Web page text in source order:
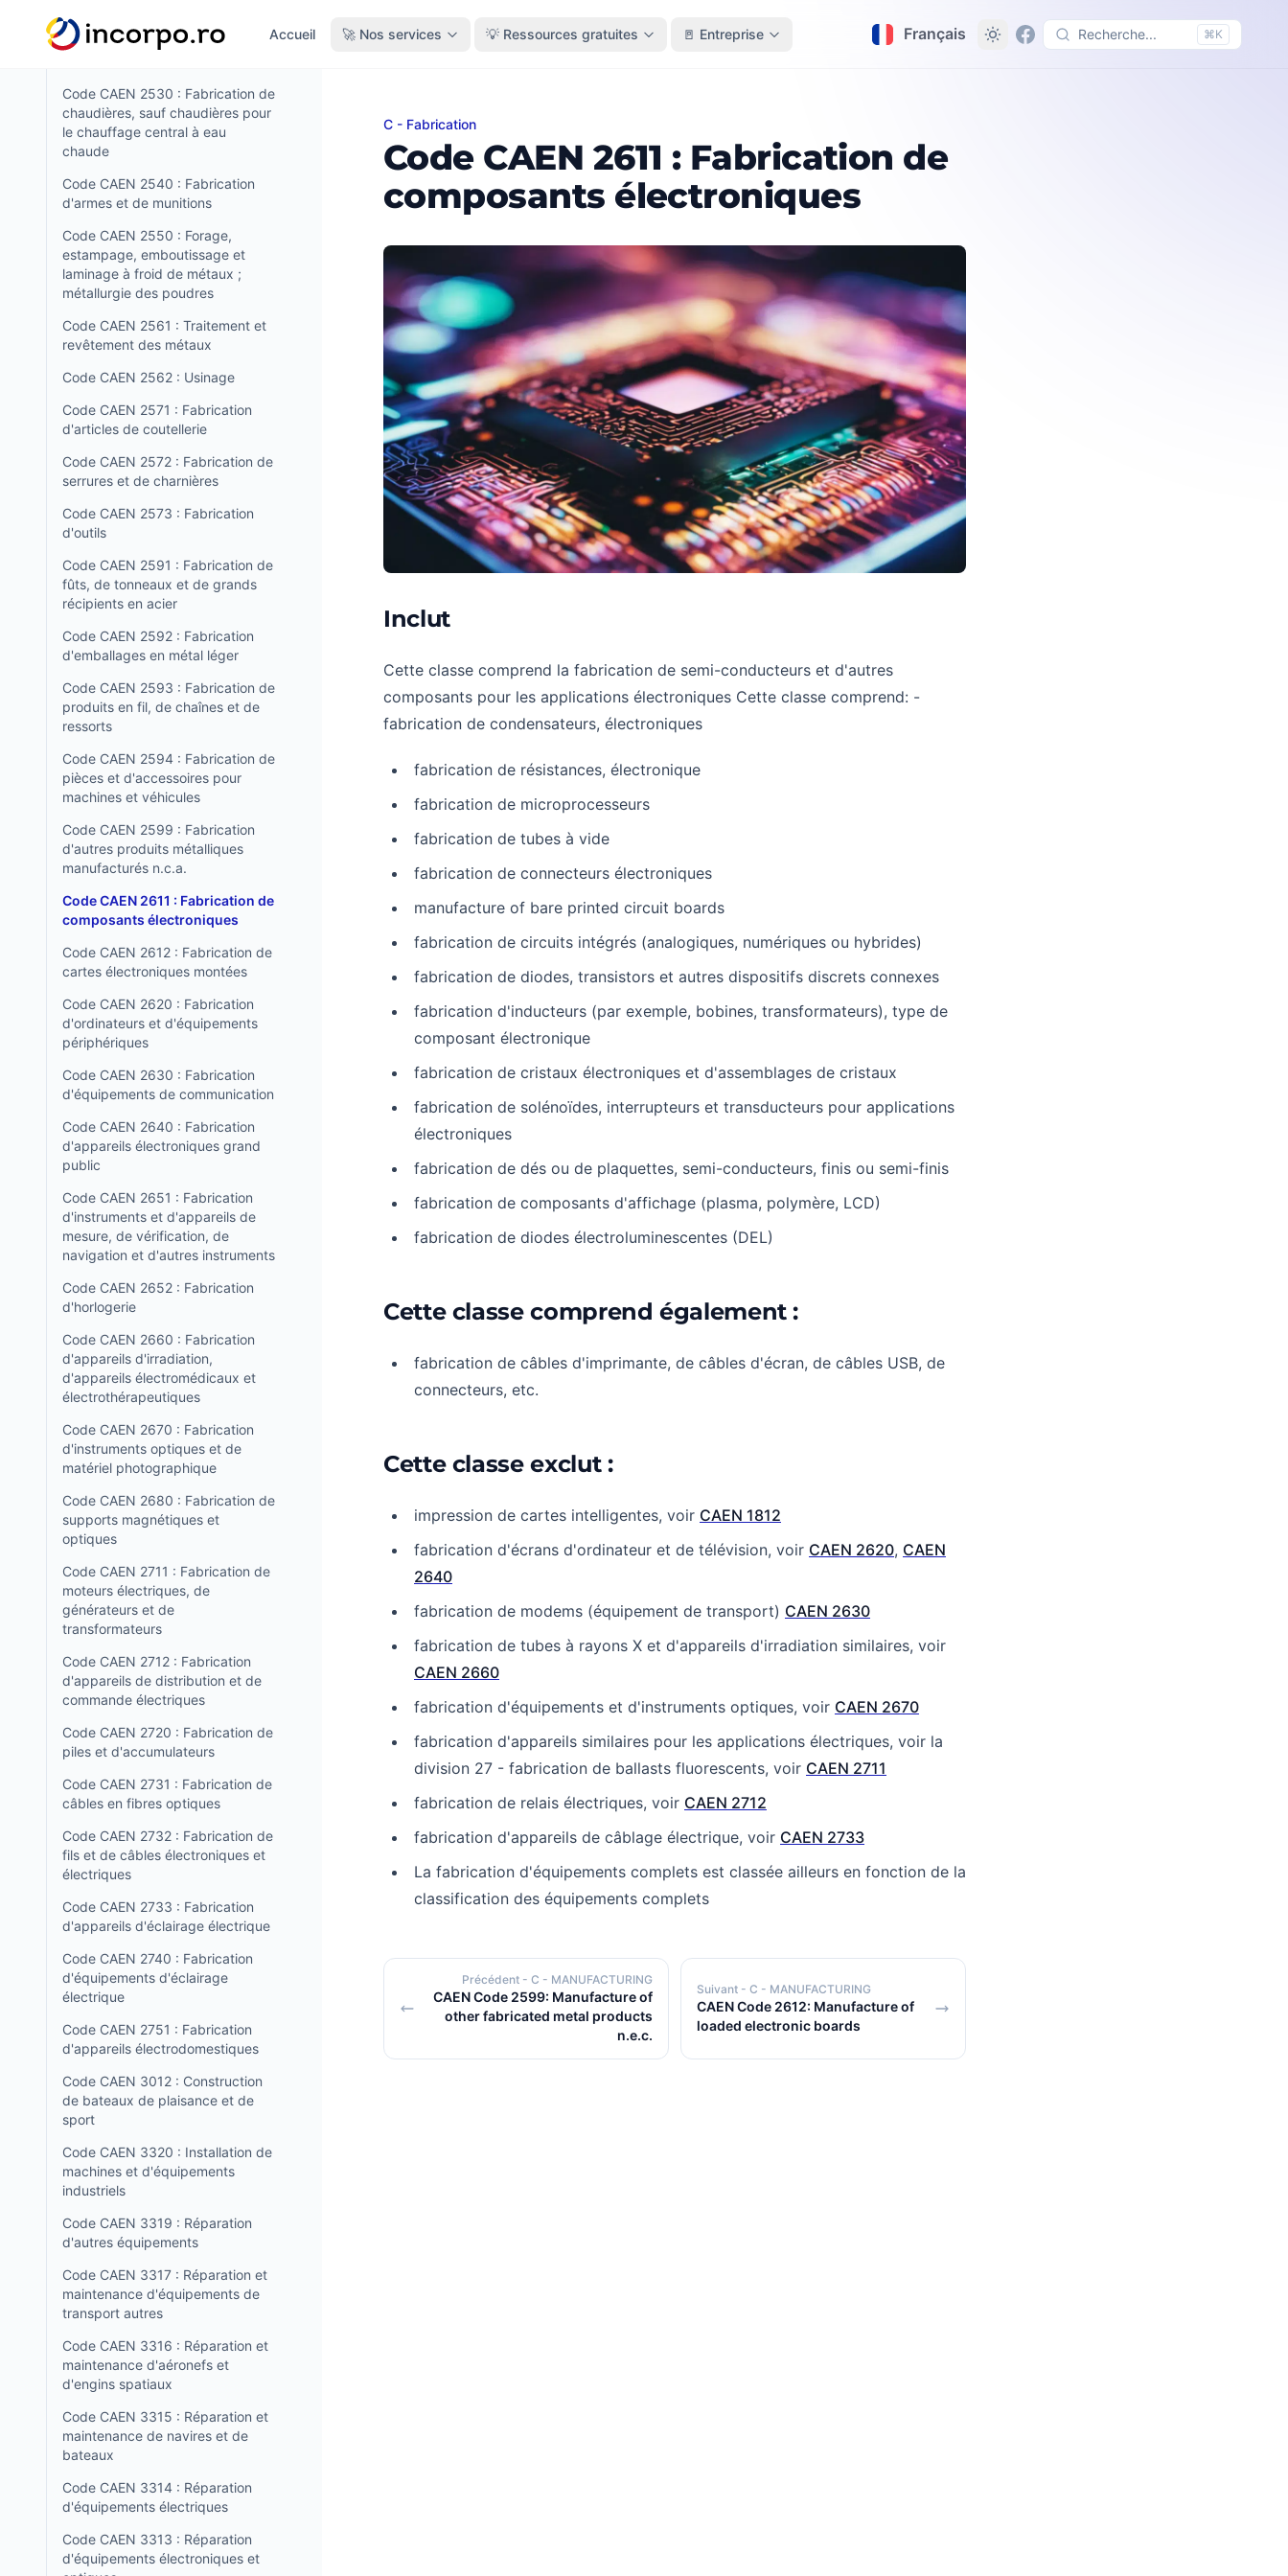
principal
Accueil 🚀 Nos services 💡 Ressources gratuites 🚪 Entreprise Français Recherche... ⌘K
Code CAEN 2529 : Fabrication
d'autres réservoirs, citernes et
Code CAEN 2530 : Fabrication de
chaudières, sauf chaudières pour
le chauffage central à eau
chaude
Code CAEN 2540 : Fabrication
d'armes et de munitions
Code CAEN 2550 : Forage,
estampage, emboutissage et
laminage à froid de métaux ;
métallurgie des poudres
Code CAEN 2561 : Traitement et
revêtement des métaux
Code CAEN 2562 : Usinage
Code CAEN 2571 : Fabrication
d'articles de coutellerie
Code CAEN 2572 : Fabrication de
serrures et de charnières
Code CAEN 2573 : Fabrication
d'outils
Code CAEN 2591 : Fabrication de
fûts, de tonneaux et de grands
récipients en acier
Code CAEN 2592 : Fabrication
d'emballages en métal léger
Code CAEN 2593 : Fabrication de
produits en fil, de chaînes et de
ressorts
Code CAEN 2594 : Fabrication de
pièces et d'accessoires pour
machines et véhicules
Code CAEN 2599 : Fabrication
d'autres produits métalliques
manufacturés n.c.a.
Code CAEN 2611 : Fabrication de
composants électroniques
Code CAEN 2612 : Fabrication de
cartes électroniques montées
Code CAEN 2620 : Fabrication
d'ordinateurs et d'équipements
périphériques
Code CAEN 2630 : Fabrication
d'équipements de communication
Code CAEN 2640 : Fabrication
d'appareils électroniques grand
public
Code CAEN 2651 : Fabrication
d'instruments et d'appareils de
mesure, de vérification, de
navigation et d'autres instruments
Code CAEN 2652 : Fabrication
d'horlogerie
Code CAEN 2660 : Fabrication
d'appareils d'irradiation,
d'appareils électromédicaux et
électrothérapeutiques
Code CAEN 2670 : Fabrication
d'instruments optiques et de
matériel photographique
Code CAEN 2680 : Fabrication de
supports magnétiques et
optiques
Code CAEN 2711 : Fabrication de
moteurs électriques, de
générateurs et de
transformateurs
Code CAEN 2712 : Fabrication
d'appareils de distribution et de
commande électriques
Code CAEN 2720 : Fabrication de
piles et d'accumulateurs
Code CAEN 2731 : Fabrication de
câbles en fibres optiques
Code CAEN 2732 : Fabrication de
fils et de câbles électroniques et
électriques
Code CAEN 2733 : Fabrication
d'appareils d'éclairage électrique
Code CAEN 2740 : Fabrication
d'équipements d'éclairage
électrique
Code CAEN 2751 : Fabrication
d'appareils électrodomestiques
Code CAEN 3012 : Construction
de bateaux de plaisance et de
sport
Code CAEN 3320 : Installation de
machines et d'équipements
industriels
Code CAEN 3319 : Réparation
d'autres équipements
Code CAEN 3317 : Réparation et
maintenance d'équipements de
transport autres
Code CAEN 3316 : Réparation et
maintenance d'aéronefs et
d'engins spatiaux
Code CAEN 3315 : Réparation et
maintenance de navires et de
bateaux
Code CAEN 3314 : Réparation
d'équipements électriques
Code CAEN 3313 : Réparation
d'équipements électroniques et
Code CAEN 2611 : Fabrication de composants électroniques
C - Fabrication
Code CAEN 2611 : Fabrication de
composants électroniques
Inclut
Cette classe comprend la fabrication de semi-conducteurs et d'autres
composants pour les applications électroniques Cette classe comprend: -
fabrication de condensateurs, électroniques
fabrication de résistances, électronique
fabrication de microprocesseurs
fabrication de tubes à vide
fabrication de connecteurs électroniques
manufacture of bare printed circuit boards
fabrication de circuits intégrés (analogiques, numériques ou hybrides)
fabrication de diodes, transistors et autres dispositifs discrets connexes
fabrication d'inducteurs (par exemple, bobines, transformateurs), type de
composant électronique
fabrication de cristaux électroniques et d'assemblages de cristaux
fabrication de solénoïdes, interrupteurs et transducteurs pour applications
électroniques
fabrication de dés ou de plaquettes, semi-conducteurs, finis ou semi-finis
fabrication de composants d'affichage (plasma, polymère, LCD)
fabrication de diodes électroluminescentes (DEL)
Cette classe comprend également :
fabrication de câbles d'imprimante, de câbles d'écran, de câbles USB, de
connecteurs, etc.
Cette classe exclut :
impression de cartes intelligentes, voir CAEN 1812
fabrication d'écrans d'ordinateur et de télévision, voir CAEN 2620, CAEN
2640
fabrication de modems (équipement de transport) CAEN 2630
fabrication de tubes à rayons X et d'appareils d'irradiation similaires, voir
CAEN 2660
fabrication d'équipements et d'instruments optiques, voir CAEN 2670
fabrication d'appareils similaires pour les applications électriques, voir la
division 27 - fabrication de ballasts fluorescents, voir CAEN 2711
fabrication de relais électriques, voir CAEN 2712
fabrication d'appareils de câblage électrique, voir CAEN 2733
La fabrication d'équipements complets est classée ailleurs en fonction de la
classification des équipements complets
Précédent - C - MANUFACTURING
CAEN Code 2599: Manufacture of
other fabricated metal products
n.e.c.
Suivant - C - MANUFACTURING
CAEN Code 2612: Manufacture of
loaded electronic boards